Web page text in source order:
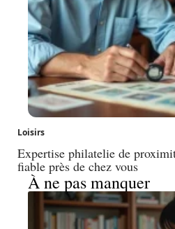
Loisirs
Expertise philatelie de
fiable près de chez vous
À ne pas manquer